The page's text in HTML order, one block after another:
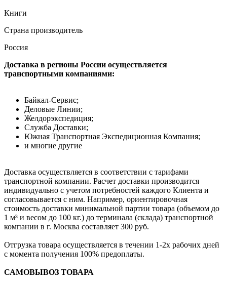
Книги
Страна производитель
Россия
Доставка в регионы России осуществляется
транспортными компаниями:
Байкал-Сервис;
Деловые Линии;
Желдорэкспедиция;
Служба Доставки;
Южная Транспортная Экспедиционная Компания;
и многие другие
Доставка осуществляется в соответствии с тарифами
транспортной компании. Расчет доставки производится
индивидуально с учетом потребностей каждого Клиента и
согласовывается с ним. Например, ориентировочная
стоимость доставки минимальной партии товара (объемом до
1 м³ и весом до 100 кг.) до терминала (склада) транспортной
компании в г. Москва составляет 300 руб.
Отгрузка товара осуществляется в течении 1-2х рабочих дней
с момента получения 100% предоплаты.
САМОВЫВОЗ ТОВАРА